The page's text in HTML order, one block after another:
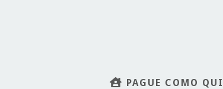
PAGUE COMO